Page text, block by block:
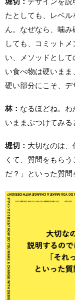
たとしても、レベ
ん。なぜなら、噛
しても、コミット
い、メソッドとし
い食べ物は硬いまま
硬い部分にこそ、デ
林： なるほどね。
いままぶつけてみる
堀切： 大切なのは
くて、質問をもら
だ？」といった質問